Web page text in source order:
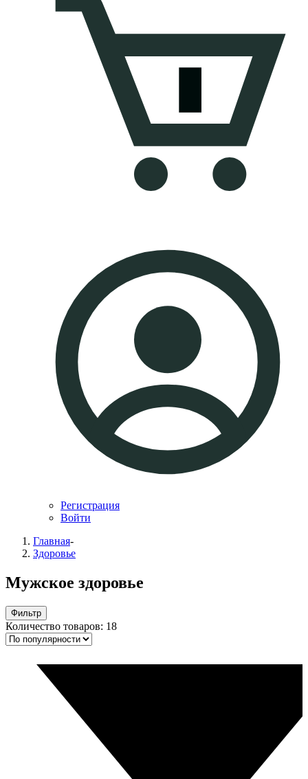
Регистрация
Войти
Главная-
Здоровье
Мужское здоровье
Фильтр
Количество товаров: 18